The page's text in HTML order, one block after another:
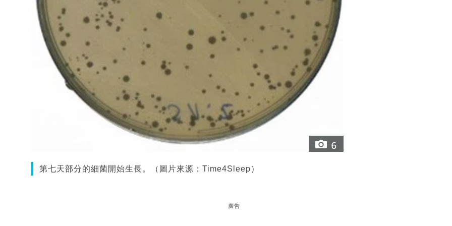
第七天部分的細菌開始生長。（圖片來源：Time4Sleep）
廣告